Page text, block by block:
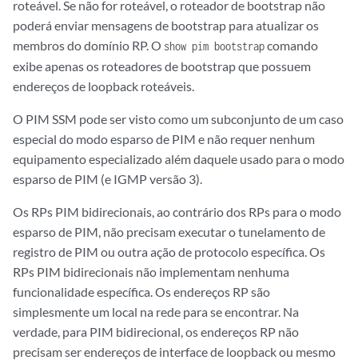
roteável. Se não for roteável, o roteador de bootstrap não
poderá enviar mensagens de bootstrap para atualizar os
membros do domínio RP. O show pim bootstrapcomando
exibe apenas os roteadores de bootstrap que possuem
endereços de loopback roteáveis.
O PIM SSM pode ser visto como um subconjunto de um caso
especial do modo esparso de PIM e não requer nenhum
equipamento especializado além daquele usado para o modo
esparso de PIM (e IGMP versão 3).
Os RPs PIM bidirecionais, ao contrário dos RPs para o modo
esparso de PIM, não precisam executar o tunelamento de
registro de PIM ou outra ação de protocolo específica. Os
RPs PIM bidirecionais não implementam nenhuma
funcionalidade específica. Os endereços RP são
simplesmente um local na rede para se encontrar. Na
verdade, para PIM bidirecional, os endereços RP não
precisam ser endereços de interface de loopback ou mesmo